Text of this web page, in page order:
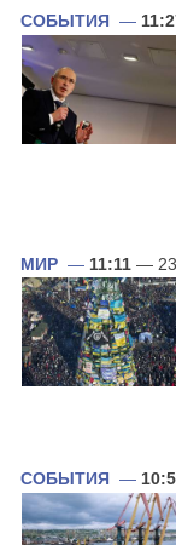
СОБЫТИЯ —
МИР — 11:11 — 23
СОБЫТИЯ —